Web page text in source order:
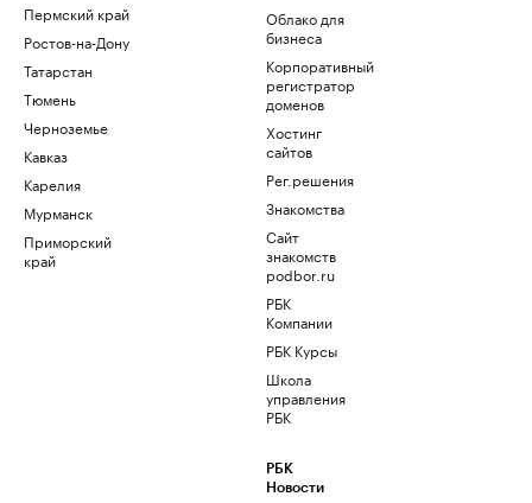
Пермский край
Ростов-на-Дону
Татарстан
Тюмень
Черноземье
Кавказ
Карелия
Мурманск
Приморский
край
Облако для
бизнеса
Корпоративный
регистратор
доменов
Хостинг
сайтов
Рег.решения
Знакомства
Сайт
знакомств
podbor.ru
РБК
Компании
РБК Курсы
Школа
управления
РБК
РБК
Новости